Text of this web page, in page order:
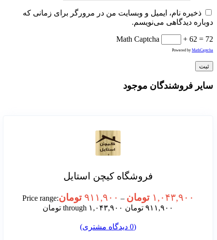
ذخیره نام، ایمیل و وبسایت من در مرورگر برای زمانی که
دوباره دیدگاهی می‌نویسم.
Math Captcha + 62 = 72
Powered by MathCaptcha
سایر فروشندگان موجود
فروشگاه کیچن استایل
۱,۰۴۳,۹۰۰ تومان – ۹۱۱,۹۰۰ تومانPrice range:
۹۱۱,۹۰۰ تومان through ۱,۰۴۳,۹۰۰ تومان
(
0 دیدگاه مشتری)